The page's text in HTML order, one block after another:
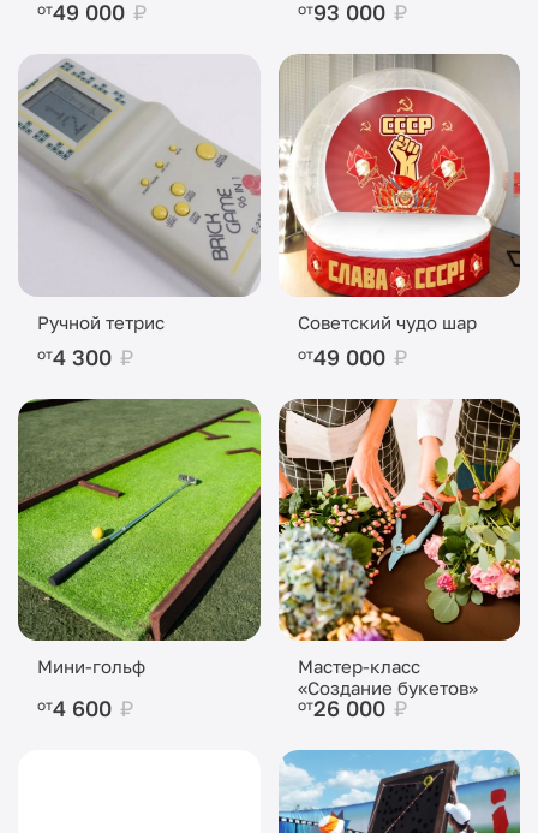
от49 000 ₽ от93 000 ₽
Ручной тетрис
от4 300 ₽
Советский чудо шар
от49 000 ₽
Мини-гольф
от4 600 ₽
Мастер-класс
«Создание букетов»
от26 000 ₽